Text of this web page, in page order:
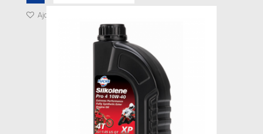
Ajouter à ma liste de cadeaux